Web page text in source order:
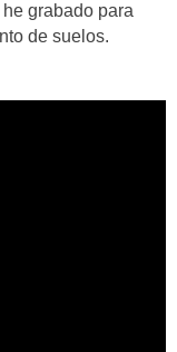
grabado para
de suelos.